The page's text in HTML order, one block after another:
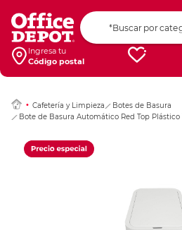
Ingresa tu
Código postal
Cafetería y Limpieza
Botes de Basura
Bote de Basura Automático Red Top Plástico